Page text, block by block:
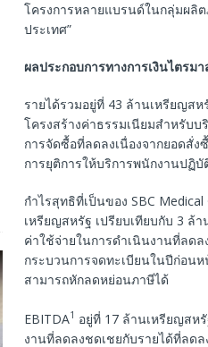
โครงการหลายแบรนด์ในกลุ่มผลิ
ประเทศ”
ผลประกอบการทางการเงินไตรม
รายได้รวมอยู่ที่ 43 ล้านเหรียญส
โครงสร้างค่าธรรมเนียมสำหรับ
การจัดซื้อที่ลดลงเนื่องจากยอดสั่
การยุติการให้บริการพนักงานปฏิ
กำไรสุทธิที่เป็นของ SBC
เหรียญสหรัฐ เปรียบเทียบกับ 3 ล้
ค่าใช้จ่ายในการดำเนินงานที่ลด
กระบวนการจดทะเบียนในปีก่อน
สามารถหักลดหย่อนภาษีได้
EBITDA1 อยู่ที่ 17 ล้านเหรียญสห
งานที่ลดลงชดเชยกับรายได้ที่ลด